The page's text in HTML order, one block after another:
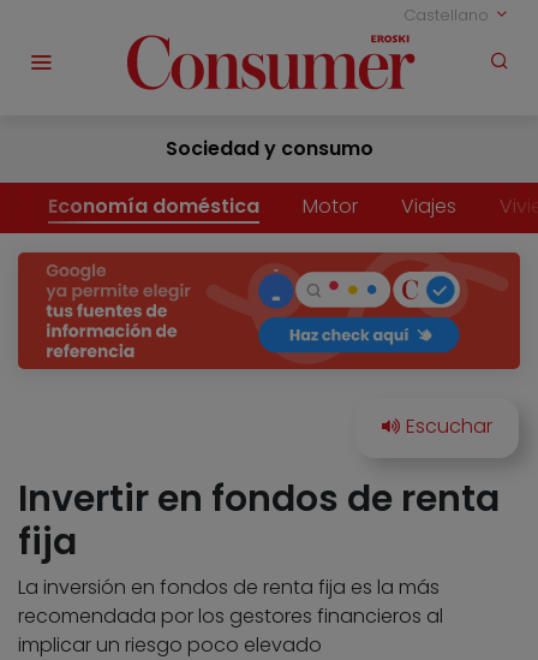
Castellano
Sociedad y consumo
Economía doméstica Motor Viajes
Invertir en fondos de renta
fija
La inversión en fondos de renta fija es la más
recomendada por los gestores financieros al
implicar un riesgo poco elevado